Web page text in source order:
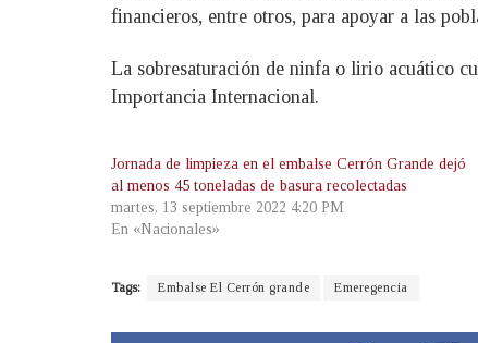
financieros, entre otros, para apoyar a las
La sobresaturación de ninfa o lirio acuático
Importancia Internacional.
Jornada de limpieza en el embalse Cerrón Grande dejó
al menos 45 toneladas de basura recolectadas
martes, 13 septiembre 2022 4:20 PM
En «Nacionales»
Tags: Embalse El Cerrón grande Emeregencia